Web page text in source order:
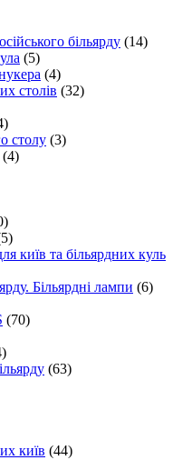
більярду (14)
(5)
(4)
столів (32)
столу (3)
(4)
київ та більярдних куль
Більярдні лампи (6)
(70)
(63)
київ (44)